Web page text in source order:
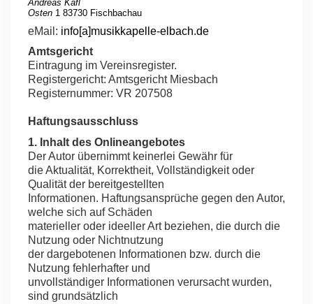
Andreas Kafl
Osten 1 83730 Fischbachau
eMail: info[a]musikkapelle-elbach.de
Amtsgericht
Eintragung im Vereinsregister.
Registergericht: Amtsgericht Miesbach
Registernummer: VR 207508
Haftungsausschluss
1. Inhalt des Onlineangebotes
Der Autor übernimmt keinerlei Gewähr für
die Aktualität, Korrektheit, Vollständigkeit oder
Qualität der bereitgestellten
Informationen. Haftungsansprüche gegen den Autor,
welche sich auf Schäden
materieller oder ideeller Art beziehen, die durch die
Nutzung oder Nichtnutzung
der dargebotenen Informationen bzw. durch die
Nutzung fehlerhafter und
unvollständiger Informationen verursacht wurden,
sind grundsätzlich